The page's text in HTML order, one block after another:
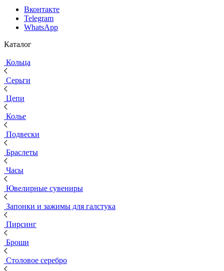
Вконтакте
Telegram
WhatsApp
Каталог
Кольца
Серьги
Цепи
Колье
Подвески
Браслеты
Часы
Ювелирные сувениры
Запонки и зажимы для галстука
Пирсинг
Броши
Столовое серебро